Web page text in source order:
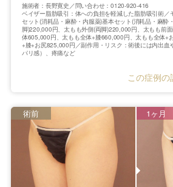
施術者：長野寛史／問い合わせ：0120-920-416
ベイザー脂肪吸引：体への負担を軽減した脂肪吸引術／
セット(消耗品・麻酔・内服薬)基本セット(消耗品・麻酔
脚)220,000円、太もも外側(両脚)220,000円、太もも前
体605,000円、太もも全体+膝660,000円、太もも全体+
+膝+お尻825,000円／副作用・リスク：術後には内出血
パリ感）、疼痛など
この症例の
術前 1ヶ月